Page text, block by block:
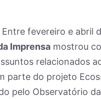
Entre fevereiro e abril
Imprensa mostrou
relacionados
parte do projeto
pelo Observatório